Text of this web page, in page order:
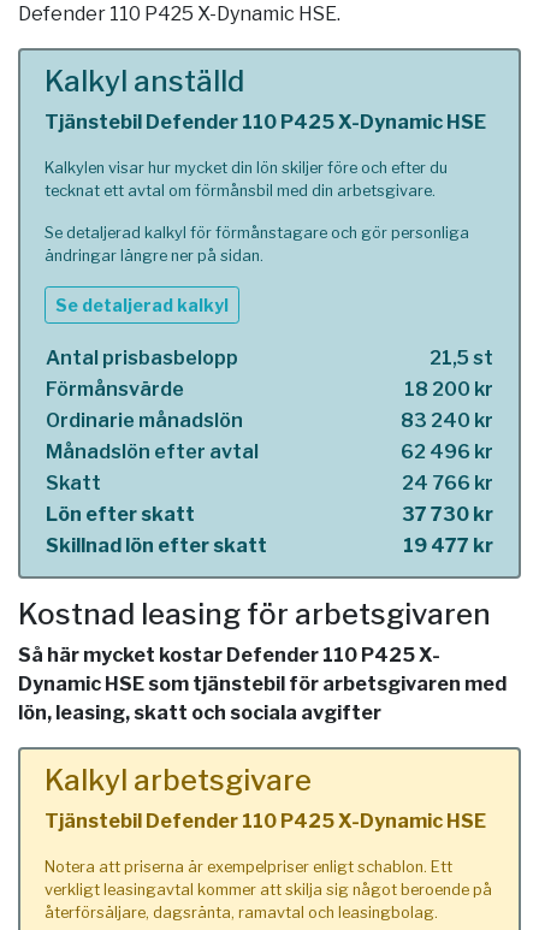
Defender 110 P425 X-Dynamic HSE.
Kalkyl anställd
Tjänstebil Defender 110 P425 X-Dynamic HSE
Kalkylen visar hur mycket din lön skiljer före och efter du
tecknat ett avtal om förmånsbil med din arbetsgivare.
Se detaljerad kalkyl för förmånstagare och gör personliga
ändringar längre ner på sidan.
Se detaljerad kalkyl
Antal prisbasbelopp
21,5 st
Förmånsvärde
18 200 kr
Ordinarie månadslön
83 240 kr
Månadslön efter avtal
62 496 kr
Skatt
24 766 kr
Lön efter skatt
37 730 kr
Skillnad lön efter skatt
19 477 kr
Kostnad leasing för arbetsgivaren
Så här mycket kostar Defender 110 P425 X-
Dynamic HSE som tjänstebil för arbetsgivaren med
lön, leasing, skatt och sociala avgifter
Kalkyl arbetsgivare
Tjänstebil Defender 110 P425 X-Dynamic HSE
Notera att priserna är exempelpriser enligt schablon. Ett
verkligt leasingavtal kommer att skilja sig något beroende på
återförsäljare, dagsränta, ramavtal och leasingbolag.